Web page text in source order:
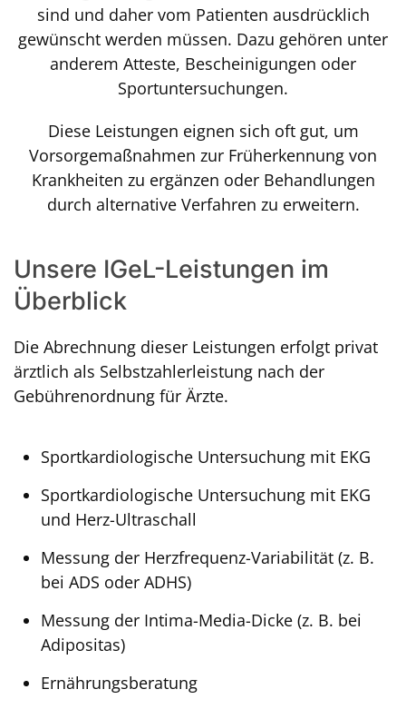
sind und daher vom Patienten ausdrücklich
gewünscht werden müssen. Dazu gehören unter
anderem Atteste, Bescheinigungen oder
Sportuntersuchungen.
Diese Leistungen eignen sich oft gut, um
Vorsorgemaßnahmen zur Früherkennung von
Krankheiten zu ergänzen oder Behandlungen
durch alternative Verfahren zu erweitern.
Unsere IGeL-Leistungen im
Überblick
Die Abrechnung dieser Leistungen erfolgt privat
ärztlich als Selbstzahlerleistung nach der
Gebührenordnung für Ärzte.
Sportkardiologische Untersuchung mit EKG
Sportkardiologische Untersuchung mit EKG
und Herz-Ultraschall
Messung der Herzfrequenz-Variabilität (z. B.
bei ADS oder ADHS)
Messung der Intima-Media-Dicke (z. B. bei
Adipositas)
Ernährungsberatung